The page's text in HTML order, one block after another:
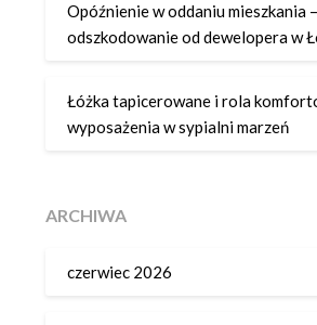
Opóźnienie w oddaniu mieszkania
odszkodowanie od dewelopera w
Łóżka tapicerowane i rola
wyposażenia w sypialni marzeń
ARCHIWA
czerwiec 2026